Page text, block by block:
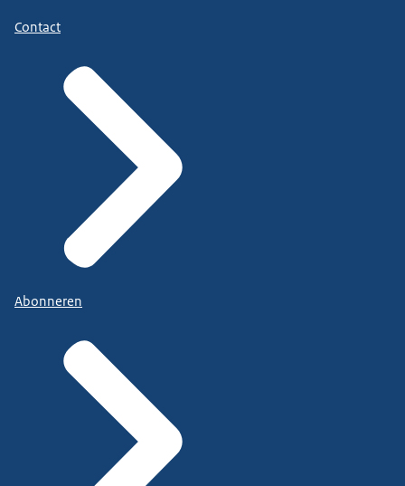
Contact
Abonneren